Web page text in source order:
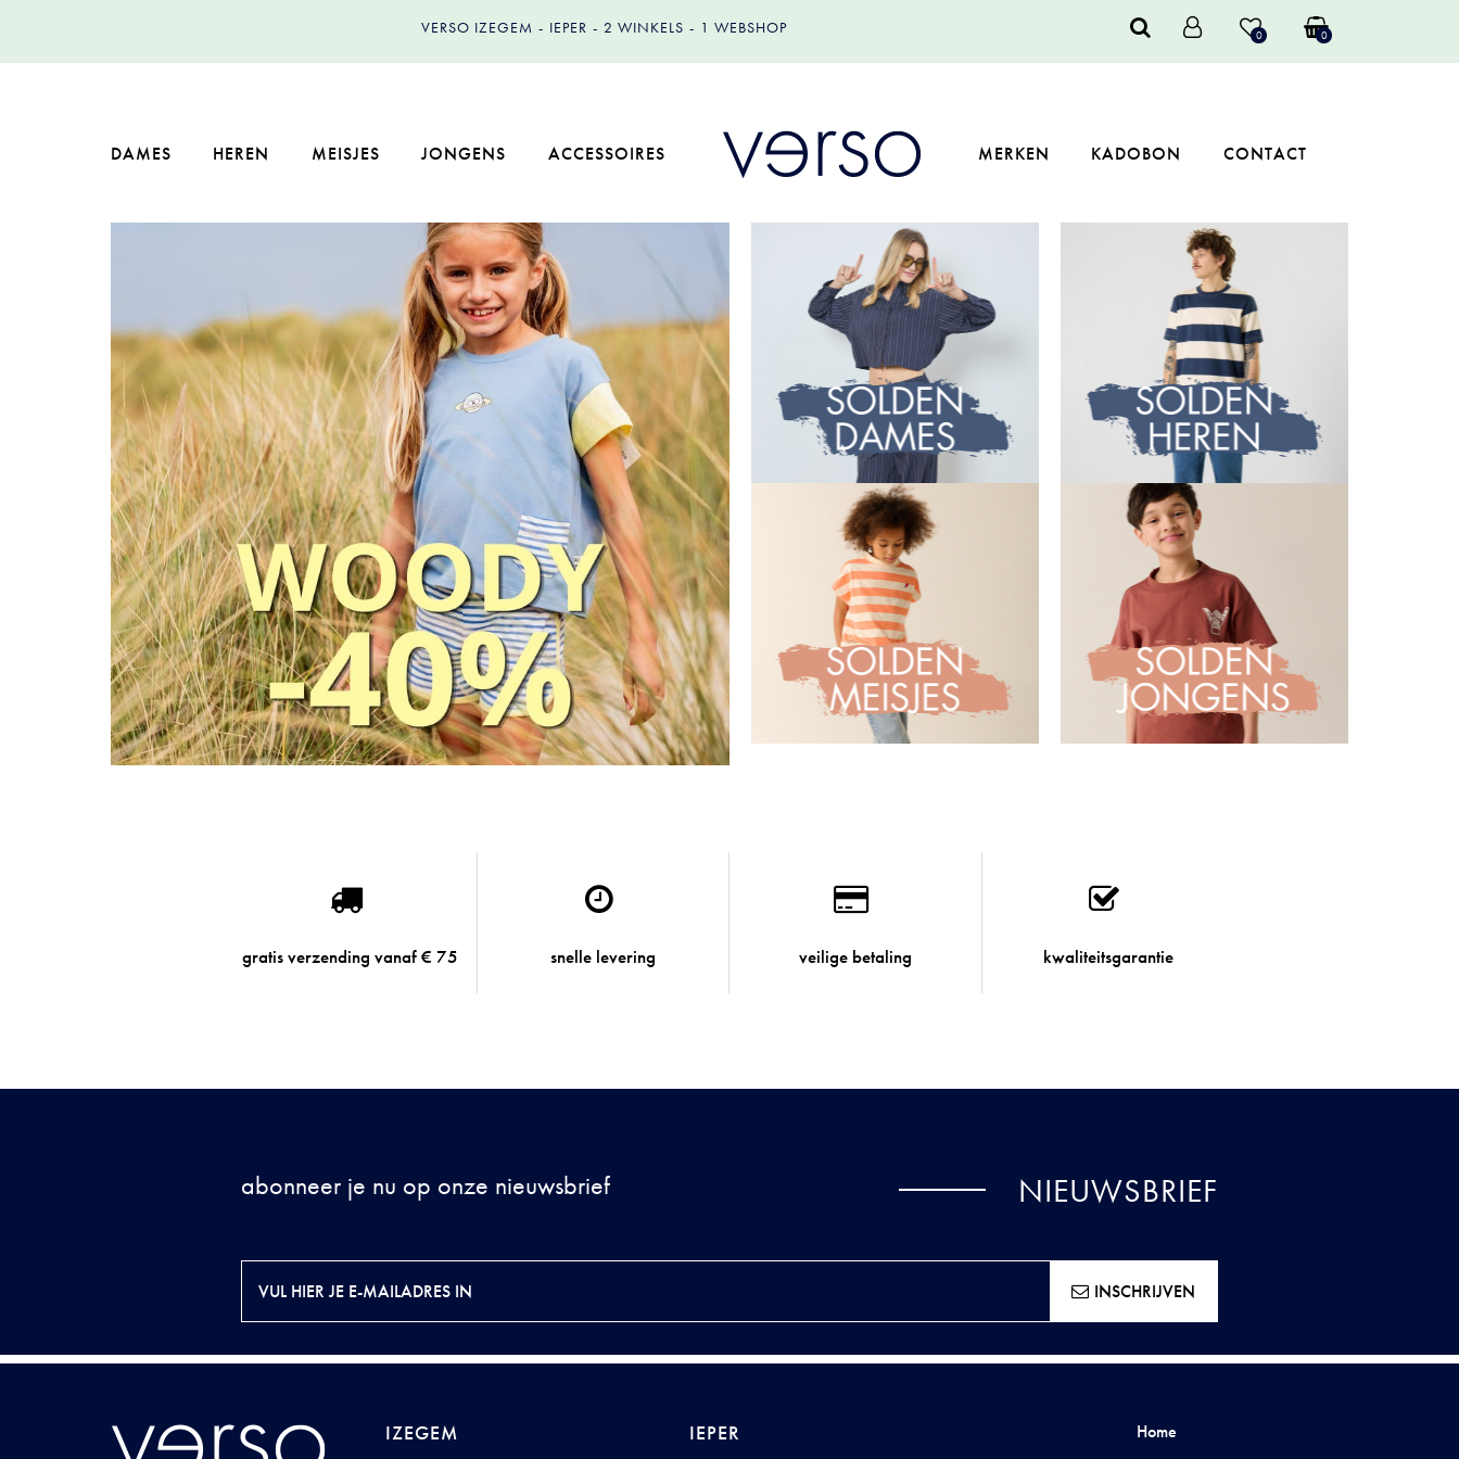
VERSO IZEGEM IEPER 2 WINKELS 1 WEBSHOP 0 0
DAMES HEREN MEISJES JONGENS ACCESSOIRES MERKEN KADOBON CONTACT
gratis verzending vanaf € 75 snelle levering veilige betaling kwaliteitsgarantie
NIEUWSBRIEF
abonneer je nu op onze nieuwsbrief
INSCHRIJVEN
IZEGEM IEPER
Home